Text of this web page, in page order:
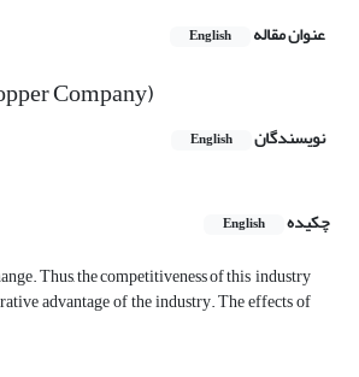
عنوان مقاله English
Company)
نویسندگان English
چکیده English
Thus, the competitiveness of this industry
advantage of the industry. The effects of